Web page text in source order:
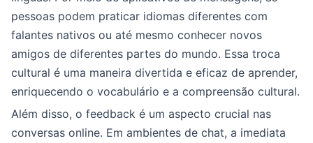
pessoas podem praticar idiomas diferentes com
falantes nativos ou até mesmo conhecer novos
amigos de diferentes partes do mundo. Essa troca
cultural é uma maneira divertida e eficaz de aprender,
enriquecendo o vocabulário e a compreensão cultural.
Além disso, o feedback é um aspecto crucial nas
conversas online. Em ambientes de chat, a imediata